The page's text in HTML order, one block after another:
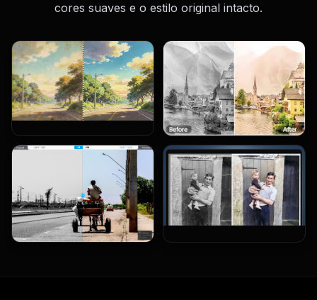
cores suaves e o estilo original intacto.